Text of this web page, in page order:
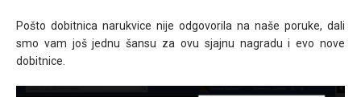
Pošto dobitnica narukvice nije odgovorila na naše poruke, dali
smo vam još jednu šansu za ovu sjajnu nagradu i evo nove
dobitnice.